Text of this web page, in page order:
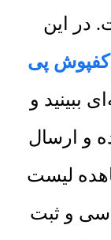
در این
کفپوش پی
ببینید و
و ارسال
لیست
سی و ثبت